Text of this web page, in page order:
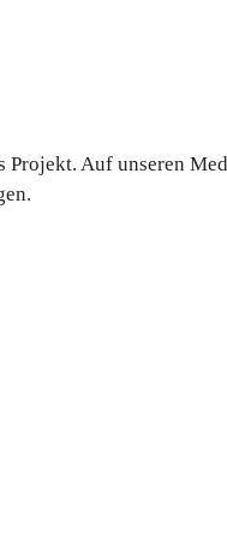
Auf unseren